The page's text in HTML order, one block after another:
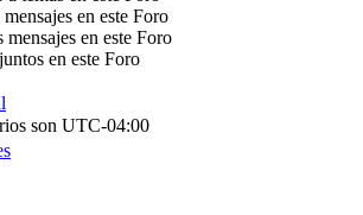
en este Foro
mensajes en este Foro
en este Foro
son UTC-04:00